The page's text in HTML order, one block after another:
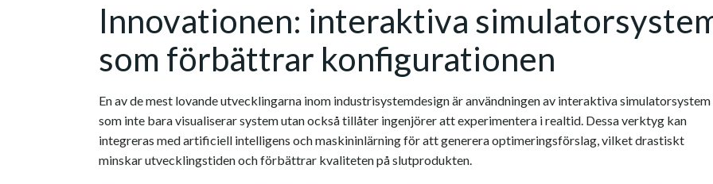
Innovationen: interaktiva
som förbättrar konfigurationen
En av de mest lovande utvecklingarna inom industrisystemdesign är användningen av interaktiva simulatorsystem
som inte bara visualiserar system utan också tillåter ingenjörer att experimentera i realtid. Dessa verktyg kan
integreras med artificiell intelligens och maskininlärning för att generera optimeringsförslag, vilket drastiskt
minskar utvecklingstiden och förbättrar kvaliteten på slutprodukten.